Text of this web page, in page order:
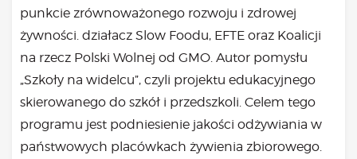
punkcie zrównoważonego rozwoju i zdrowej
żywności. działacz Slow Foodu, EFTE oraz Koalicji
na rzecz Polski Wolnej od GMO. Autor pomysłu
„Szkoły na widelcu”, czyli projektu edukacyjnego
skierowanego do szkół i przedszkoli. Celem tego
programu jest podniesienie jakości odżywiania w
państwowych placówkach żywienia zbiorowego.
aktualności
Będzie
Było
Porady
Lektury
Ciało
Duch